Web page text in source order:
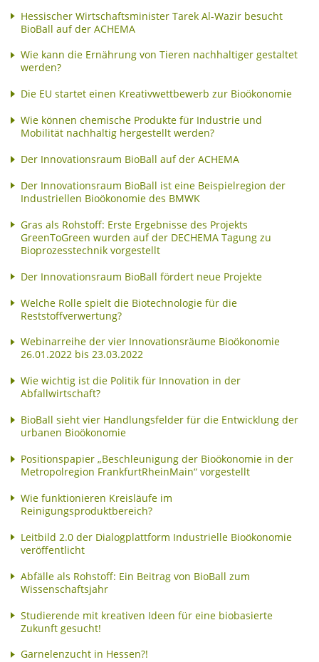
Hessischer Wirtschaftsminister Tarek Al-Wazir besucht
BioBall auf der ACHEMA
Wie kann die Ernährung von Tieren nachhaltiger gestaltet
werden?
Die EU startet einen Kreativwettbewerb zur Bioökonomie
Wie können chemische Produkte für Industrie und
Mobilität nachhaltig hergestellt werden?
Der Innovationsraum BioBall auf der ACHEMA
Der Innovationsraum BioBall ist eine Beispielregion der
Industriellen Bioökonomie des BMWK
Gras als Rohstoff: Erste Ergebnisse des Projekts
GreenToGreen wurden auf der DECHEMA Tagung zu
Bioprozesstechnik vorgestellt
Der Innovationsraum BioBall fördert neue Projekte
Welche Rolle spielt die Biotechnologie für die
Reststoffverwertung?
Webinarreihe der vier Innovationsräume Bioökonomie
26.01.2022 bis 23.03.2022
Wie wichtig ist die Politik für Innovation in der
Abfallwirtschaft?
BioBall sieht vier Handlungsfelder für die Entwicklung der
urbanen Bioökonomie
Positionspapier „Beschleunigung der Bioökonomie in der
Metropolregion FrankfurtRheinMain“ vorgestellt
Wie funktionieren Kreisläufe im
Reinigungsproduktbereich?
Leitbild 2.0 der Dialogplattform Industrielle Bioökonomie
veröffentlicht
Abfälle als Rohstoff: Ein Beitrag von BioBall zum
Wissenschaftsjahr
Studierende mit kreativen Ideen für eine biobasierte
Zukunft gesucht!
Garnelenzucht in Hessen?!